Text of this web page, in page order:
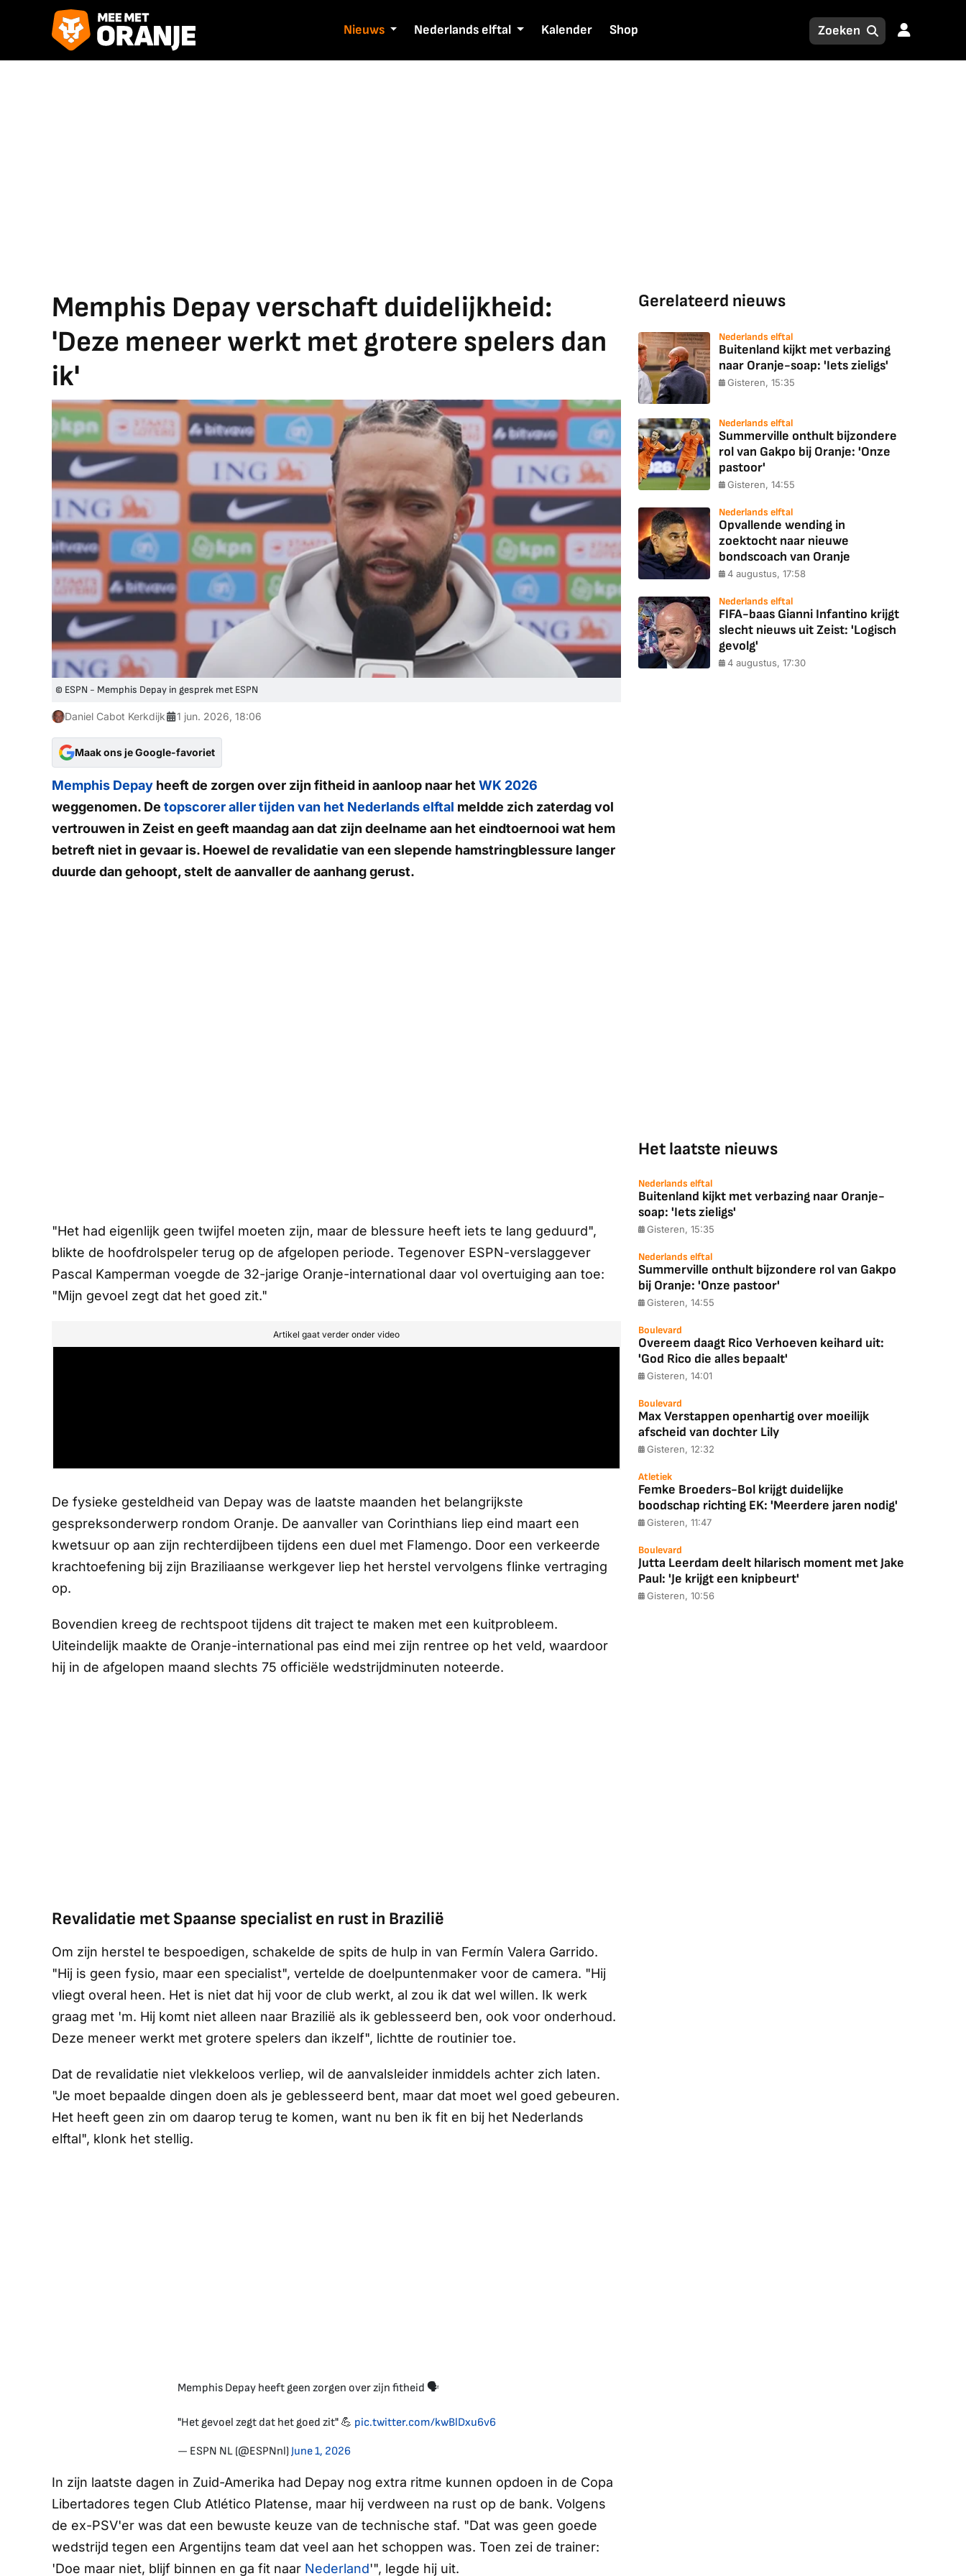
Nieuws Nederlands elftal Kalender Shop
Memphis Depay verschaft duidelijkheid:
'Deze meneer werkt met grotere spelers dan
ik'
© ESPN - Memphis Depay in gesprek met ESPN
Daniel Cabot Kerkdijk 1 jun. 2026, 18:06
Maak ons je Google-favoriet
Memphis Depay heeft de zorgen over zijn fitheid in aanloop naar het WK 2026
weggenomen. De topscorer aller tijden van het Nederlands elftal meldde zich zaterdag vol
vertrouwen in Zeist en geeft maandag aan dat zijn deelname aan het eindtoernooi wat hem
betreft niet in gevaar is. Hoewel de revalidatie van een slepende hamstringblessure langer
duurde dan gehoopt, stelt de aanvaller de aanhang gerust.
"Het had eigenlijk geen twijfel moeten zijn, maar de blessure heeft iets te lang geduurd",
blikte de hoofdrolspeler terug op de afgelopen periode. Tegenover ESPN-verslaggever
Pascal Kamperman voegde de 32-jarige Oranje-international daar vol overtuiging aan toe:
"Mijn gevoel zegt dat het goed zit."
Artikel gaat verder onder video
De fysieke gesteldheid van Depay was de laatste maanden het belangrijkste
gespreksonderwerp rondom Oranje. De aanvaller van Corinthians liep eind maart een
kwetsuur op aan zijn rechterdijbeen tijdens een duel met Flamengo. Door een verkeerde
krachtoefening bij zijn Braziliaanse werkgever liep het herstel vervolgens flinke vertraging
op.
Bovendien kreeg de rechtspoot tijdens dit traject te maken met een kuitprobleem.
Uiteindelijk maakte de Oranje-international pas eind mei zijn rentree op het veld, waardoor
hij in de afgelopen maand slechts 75 officiële wedstrijdminuten noteerde.
Revalidatie met Spaanse specialist en rust in Brazilië
Om zijn herstel te bespoedigen, schakelde de spits de hulp in van Fermín Valera Garrido.
"Hij is geen fysio, maar een specialist", vertelde de doelpuntenmaker voor de camera. "Hij
vliegt overal heen. Het is niet dat hij voor de club werkt, al zou ik dat wel willen. Ik werk
graag met 'm. Hij komt niet alleen naar Brazilië als ik geblesseerd ben, ook voor onderhoud.
Deze meneer werkt met grotere spelers dan ikzelf", lichtte de routinier toe.
Dat de revalidatie niet vlekkeloos verliep, wil de aanvalsleider inmiddels achter zich laten.
"Je moet bepaalde dingen doen als je geblesseerd bent, maar dat moet wel goed gebeuren.
Het heeft geen zin om daarop terug te komen, want nu ben ik fit en bij het Nederlands
elftal", klonk het stellig.
Memphis Depay heeft geen zorgen over zijn fitheid 🗣️
"Het gevoel zegt dat het goed zit" 💪 pic.twitter.com/kwBlDxu6v6
— ESPN NL (@ESPNnl)June 1, 2026
In zijn laatste dagen in Zuid-Amerika had Depay nog extra ritme kunnen opdoen in de Copa
Libertadores tegen Club Atlético Platense, maar hij verdween na rust op de bank. Volgens
de ex-PSV'er was dat een bewuste keuze van de technische staf. "Dat was geen goede
wedstrijd tegen een Argentijns team dat veel aan het schoppen was. Toen zei de trainer:
'Doe maar niet, blijf binnen en ga fit naar Nederland'", legde hij uit.
Gerelateerd nieuws
Nederlands elftal
Buitenland kijkt met verbazing
naar Oranje-soap: 'Iets zieligs'
Gisteren, 15:35
Nederlands elftal
Summerville onthult bijzondere
rol van Gakpo bij Oranje: 'Onze
pastoor'
Gisteren, 14:55
Nederlands elftal
Opvallende wending in
zoektocht naar nieuwe
bondscoach van Oranje
4 augustus, 17:58
Nederlands elftal
FIFA-baas Gianni Infantino krijgt
slecht nieuws uit Zeist: 'Logisch
gevolg'
4 augustus, 17:30
Het laatste nieuws
Nederlands elftal
Buitenland kijkt met verbazing naar Oranje-
soap: 'Iets zieligs'
Gisteren, 15:35
Nederlands elftal
Summerville onthult bijzondere rol van Gakpo
bij Oranje: 'Onze pastoor'
Gisteren, 14:55
Boulevard
Overeem daagt Rico Verhoeven keihard uit:
'God Rico die alles bepaalt'
Gisteren, 14:01
Boulevard
Max Verstappen openhartig over moeilijk
afscheid van dochter Lily
Gisteren, 12:32
Atletiek
Femke Broeders-Bol krijgt duidelijke
boodschap richting EK: 'Meerdere jaren nodig'
Gisteren, 11:47
Boulevard
Jutta Leerdam deelt hilarisch moment met Jake
Paul: 'Je krijgt een knipbeurt'
Gisteren, 10:56